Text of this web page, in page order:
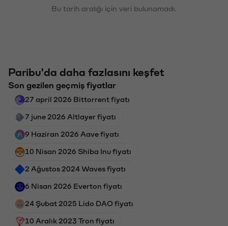
Bu tarih aralığı için veri bulunamadı.
Paribu'da daha fazlasını keşfet
Son gezilen geçmiş fiyatlar
27 april 2026 Bittorrent fiyatı
7 june 2026 Altlayer fiyatı
9 Haziran 2026 Aave fiyatı
10 Nisan 2026 Shiba Inu fiyatı
2 Ağustos 2024 Waves fiyatı
6 Nisan 2026 Everton fiyatı
24 Şubat 2025 Lido DAO fiyatı
10 Aralık 2023 Tron fiyatı